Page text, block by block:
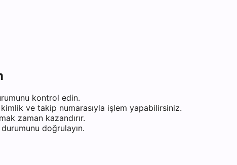
kontrol edin.
ve takip numarasıyla işlem yapabilirsiniz.
zaman kazandırır.
doğrulayın.